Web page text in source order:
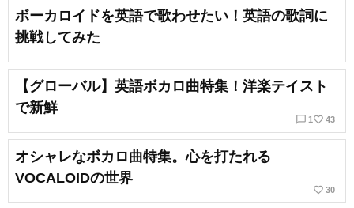
ボーカロイドを英語で歌わせたい！英語の歌詞に
挑戦してみた
【グローバル】英語ボカロ曲特集！洋楽テイスト
で新鮮
chat_bubble_outline 1 favorite_border 43
オシャレなボカロ曲特集。心を打たれる
VOCALOIDの世界
favorite_border 30